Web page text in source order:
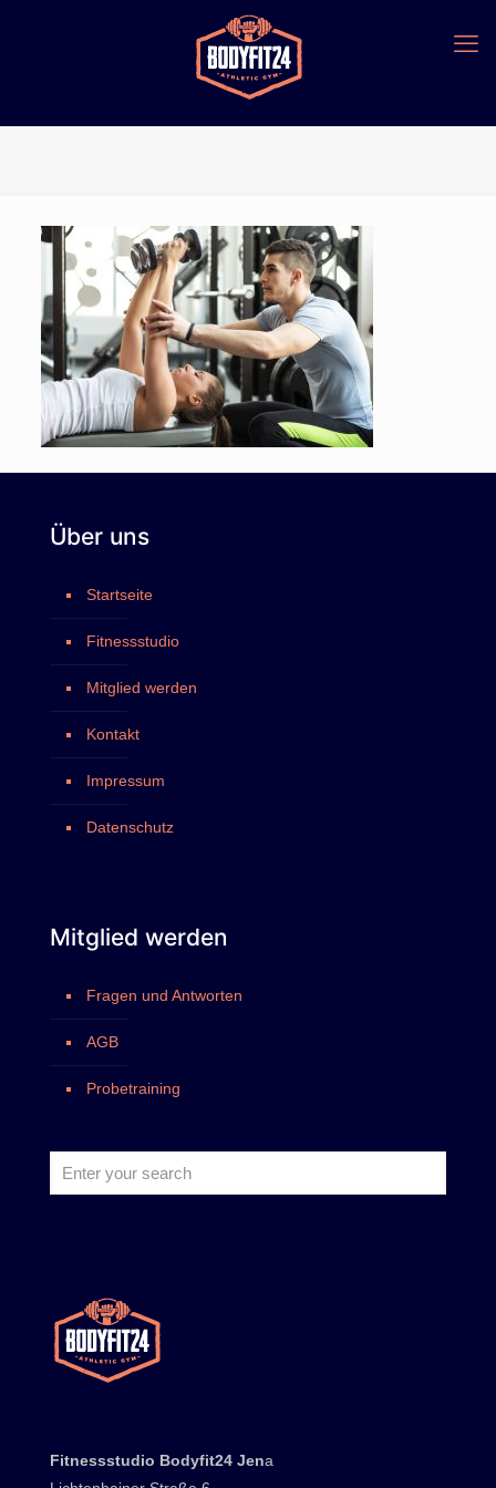
Über uns
Startseite
Fitnessstudio
Mitglied werden
Kontakt
Impressum
Datenschutz
Mitglied werden
Fragen und Antworten
AGB
Probetraining
Fitnessstudio Bodyfit24 Jena